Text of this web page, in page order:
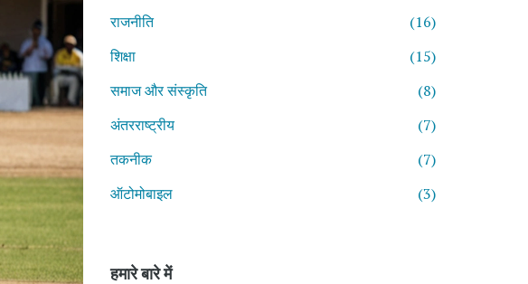
राजनीति
(16)
शिक्षा
(15)
समाज और संस्कृति
(8)
अंतरराष्ट्रीय
(7)
तकनीक
(7)
ऑटोमोबाइल
(3)
हमारे बारे में